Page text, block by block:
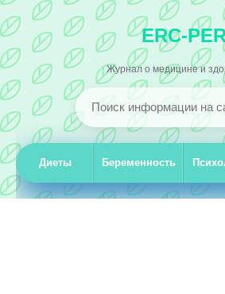
ERC-
Журнал о медицине и
Диеты Беременность